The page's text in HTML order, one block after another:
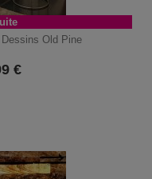
Old Pine
€